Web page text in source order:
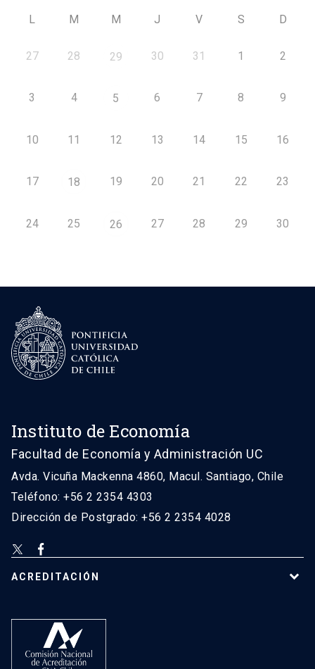
L M M J V S D
27 28 29 30 31 1 2
3 4 5 6 7 8 9
10 11 12 13 14 15 16
17 18 19 20 21 22 23
24 25 26 27 28 29 30
Instituto de Economía
Facultad de Economía y Administración UC
Avda. Vicuña Mackenna 4860, Macul. Santiago, Chile
Teléfono: +56 2 2354 4303
Dirección de Postgrado: +56 2 2354 4028
ACREDITACIÓN